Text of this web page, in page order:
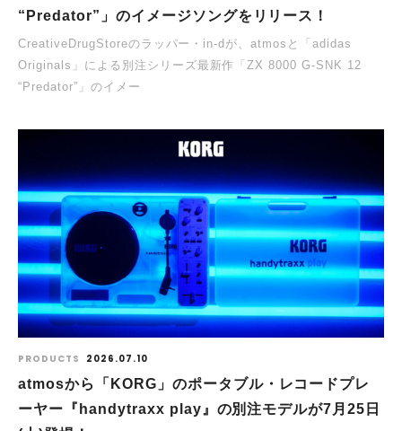
“Predator”」のイメージソングをリリース！
CreativeDrugStoreのラッパー・in-dが、atmosと「adidas
Originals」による別注シリーズ最新作「ZX 8000 G-SNK 12
“Predator”」のイメー
PRODUCTS 2026.07.10
atmosから「KORG」のポータブル・レコードプレ
ーヤー『handytraxx play』の別注モデルが7月25日